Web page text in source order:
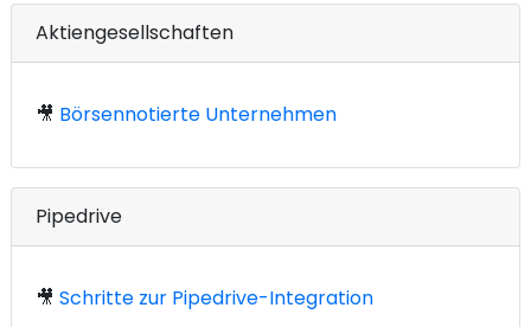
Aktiengesellschaften
🎥 Börsennotierte Unternehmen
Pipedrive
🎥 Schritte zur Pipedrive-Integration